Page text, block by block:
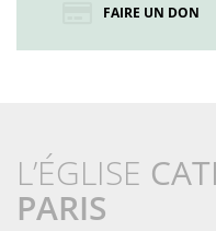
FAIRE UN DON
L’ÉGLISE
PARIS